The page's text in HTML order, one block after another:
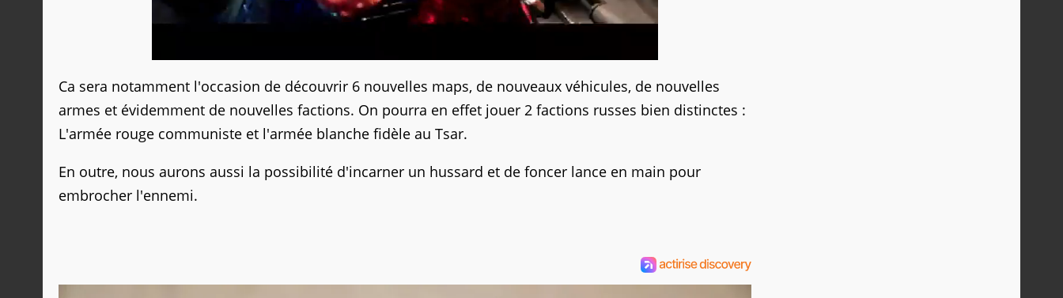
Ca sera notamment l'occasion de découvrir 6 nouvelles maps, de nouveaux véhicules, de nouvelles
armes et évidemment de nouvelles factions. On pourra en effet jouer 2 factions russes bien distinctes :
L'armée rouge communiste et l'armée blanche fidèle au Tsar.
En outre, nous aurons aussi la possibilité d'incarner un hussard et de foncer lance en main pour
embrocher l'ennemi.